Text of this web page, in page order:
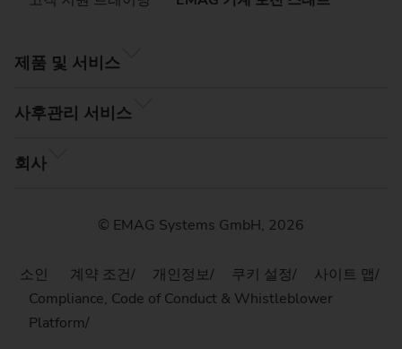
제품 및 서비스
사후관리 서비스
회사
© EMAG Systems GmbH, 2026
소인 계약 조건 개인정보 쿠키 설정
사이트 맵
Compliance, Code of Conduct & Whistleblower
Platform